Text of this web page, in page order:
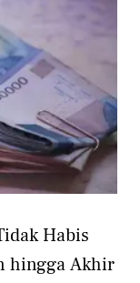
Habis
hingga Akhir